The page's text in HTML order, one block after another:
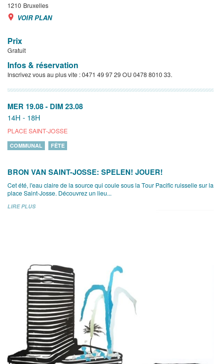
1210 Bruxelles
VOIR PLAN
Prix
Gratuit
Infos & réservation
Inscrivez vous au plus vite : 0471 49 97 29 OU 0478 8010 33.
MER 19.08 - DIM 23.08
14H - 18H
PLACE SAINT-JOSSE
COMMUNAL FÊTE
BRON VAN SAINT-JOSSE: SPELEN! JOUER!
Cet été, l'eau claire de la source qui coule sous la Tour Pacific ruisselle sur la
place Saint-Josse. Découvrez un lieu...
LIRE PLUS